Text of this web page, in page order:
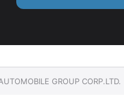
GROUP CORP.LTD.